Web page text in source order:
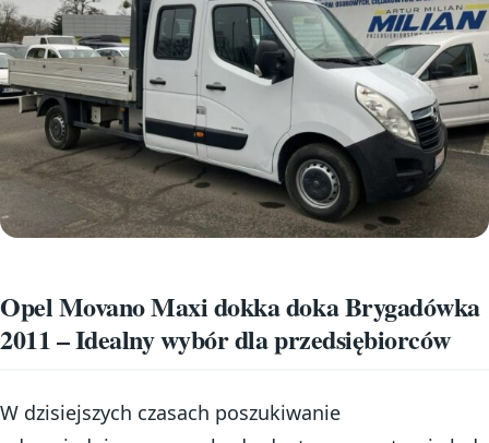
Opel Movano Maxi dokka doka Brygadówka
2011 – Idealny wybór dla przedsiębiorców
W dzisiejszych czasach poszukiwanie